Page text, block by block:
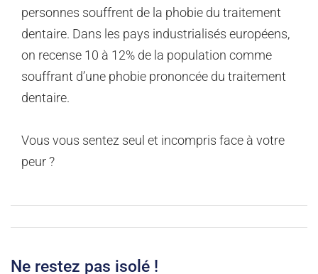
personnes souffrent de la phobie du traitement
dentaire. Dans les pays industrialisés européens,
on recense 10 à 12% de la population comme
souffrant d’une phobie prononcée du traitement
dentaire.
Vous vous sentez seul et incompris face à votre
peur ?
Ne restez pas isolé !